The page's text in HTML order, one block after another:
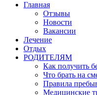
Главная
Отзывы
Новости
Вакансии
Лечение
Отдых
РОДИТЕЛЯМ
Как получить
Что брать на
Правила
Медицинские